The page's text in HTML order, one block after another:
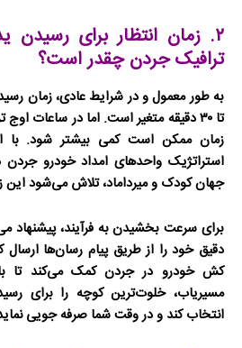
۲. زمان انتظار برای
ترافیک جردن چقدر است؟
تا ۳۰ دقیقه متغیر است. اما در ساعات
زمان ممکن است کمی بیشتر شود. با
استراتژیک واحدهای امداد خودرو جردن
جهان کودک و میرداماد، تلاش می‌شود این
برای سرعت بخشیدن به فرآیند، پیشنهاد
دقیق خود را از طریق پیام رسان‌ها ارسال
کش خودرو در جردنکمک می‌کند تا با
مسیریاب، خلوت‌ترین کوچه را برای
انتخاب کند و در وقت شما صرفه جویی